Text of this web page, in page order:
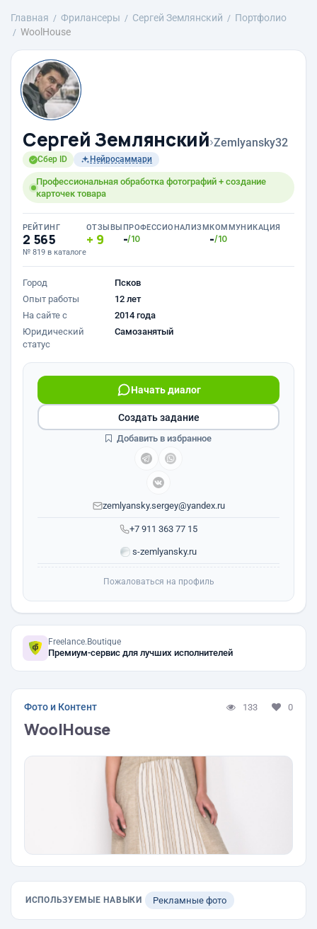
Главная Фрилансеры Сергей Землянский
Портфолио
WoolHouse
Сергей Землянский›Zemlyansky32
Сбер ID Нейросаммари
Профессиональная обработка фотографий + создание
карточек товара
РЕЙТИНГ
2 565
№ 819 в каталоге
ОТЗЫВЫ
9
ПРОФЕССИОНАЛИЗМ
-/10
КОММУНИКАЦИЯ
-/10
Город
Псков
Опыт работы
12 лет
На сайте с
2014 года
Юридический
статус
Самозанятый
+7 911 363 77 15
Начать диалог
zemlyansky.sergey@yandex.ru
s-zemlyansky.ru
Создать задание
Добавить в избранное
Пожаловаться на профиль
Freelance.Boutique
Премиум-сервис для лучших исполнителей
Фото и Контент 133 0
WoolHouse
ИСПОЛЬЗУЕМЫЕ НАВЫКИ Рекламные фото